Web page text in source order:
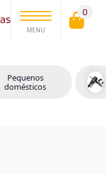
MENU
0
Pequenos
domésticos